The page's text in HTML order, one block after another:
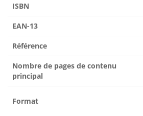
ISBN
EAN-13
Référence
Nombre de pages de contenu
principal
Format